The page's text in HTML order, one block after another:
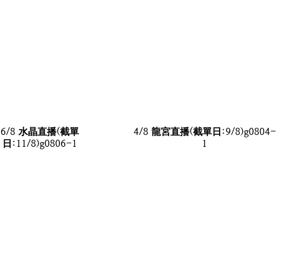
6/8 水晶直播(截單
日:11/8)g0806-1
4/8 龍宮直播(截單日:9/8)g0804-
1